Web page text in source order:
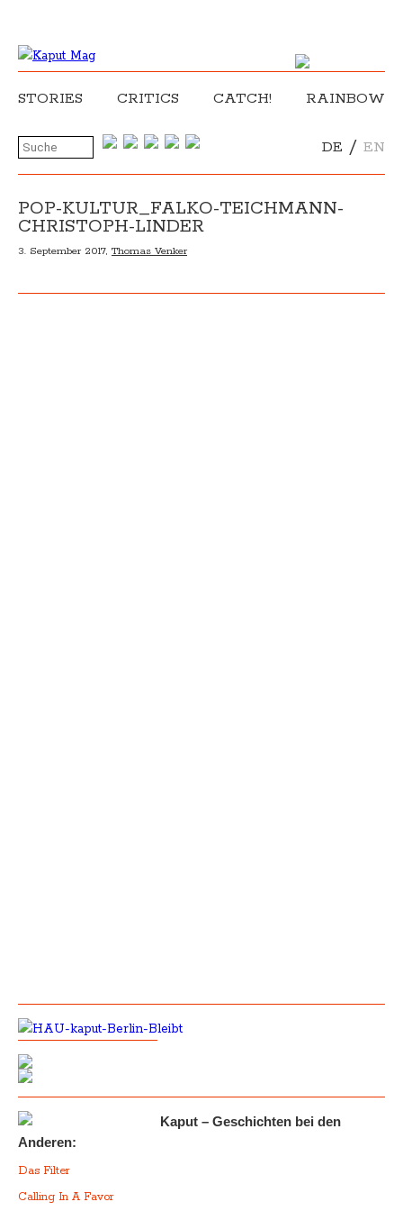
STORIES CRITICS CATCH! RAINBOW
DE / EN
POP-KULTUR_FALKO-TEICHMANN-
CHRISTOPH-LINDER
3. September 2017, Thomas Venker
Kaput – Geschichten bei den
Anderen:
Das Filter
Calling In A Favor